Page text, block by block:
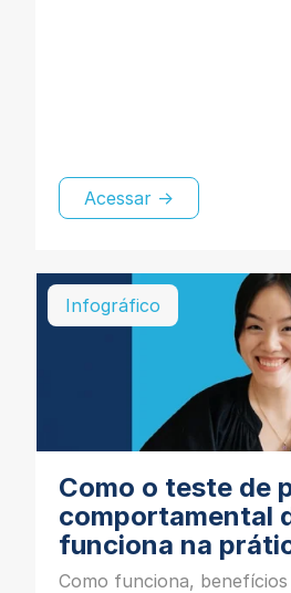
Acessar →
Infográfico
Como o teste de
comportamental
funciona na
Como funciona, benefícios